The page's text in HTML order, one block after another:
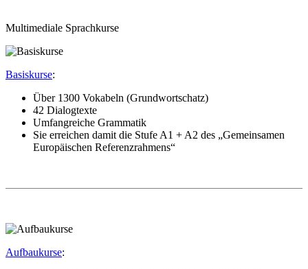
Multimediale Sprachkurse
Basiskurse:
Über 1300 Vokabeln (Grundwortschatz)
42 Dialogtexte
Umfangreiche Grammatik
Sie erreichen damit die Stufe A1 + A2 des „Gemeinsamen
Europäischen Referenzrahmens“
Aufbaukurse: